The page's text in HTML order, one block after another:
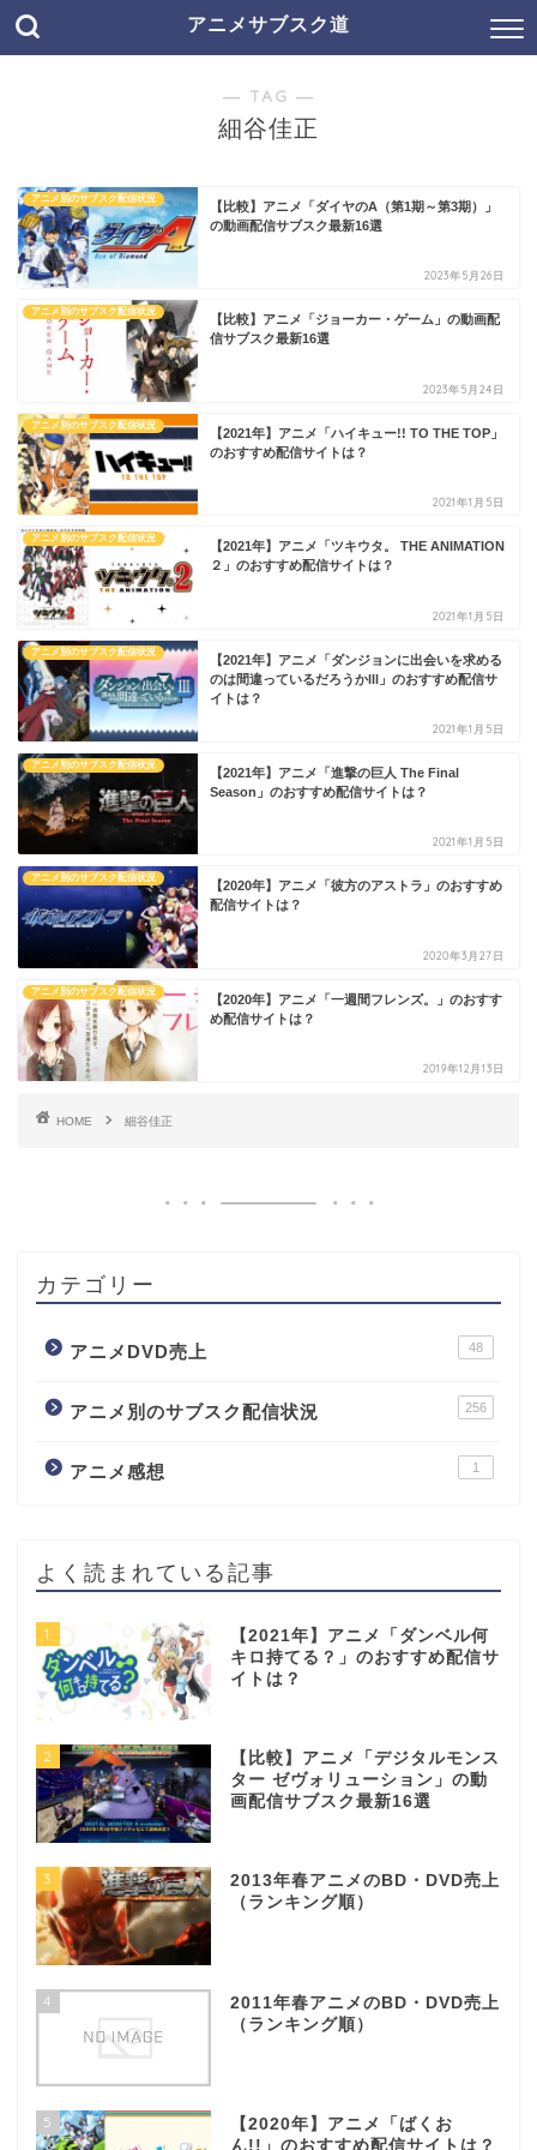
アニメサブスク道
― TAG ―
細谷佳正
アニメ別のサブスク配信状況
【比較】アニメ「ダイヤのA（第1期～第3期）」
の動画配信サブスク最新16選
2023年5月26日
アニメ別のサブスク配信状況
【比較】アニメ「ジョーカー・ゲーム」の動画配
信サブスク最新16選
2023年5月24日
アニメ別のサブスク配信状況
【2021年】アニメ「ハイキュー!! TO THE TOP」
のおすすめ配信サイトは？
2021年1月5日
アニメ別のサブスク配信状況
【2021年】アニメ「ツキウタ。 THE ANIMATION
２」のおすすめ配信サイトは？
2021年1月5日
アニメ別のサブスク配信状況
【2021年】アニメ「ダンジョンに出会いを求める
のは間違っているだろうかlll」のおすすめ配信サ
イトは？
2021年1月5日
アニメ別のサブスク配信状況
【2021年】アニメ「進撃の巨人 The Final
Season」のおすすめ配信サイトは？
2021年1月5日
アニメ別のサブスク配信状況
【2020年】アニメ「彼方のアストラ」のおすすめ
配信サイトは？
2020年3月27日
アニメ別のサブスク配信状況
【2020年】アニメ「一週間フレンズ。」のおすす
め配信サイトは？
2019年12月13日
HOME 細谷佳正
カテゴリー
アニメDVD売上 48
アニメ別のサブスク配信状況 256
アニメ感想 1
よく読まれている記事
1
【2021年】アニメ「ダンベル何
キロ持てる？」のおすすめ配信サ
イトは？
2
【比較】アニメ「デジタルモンス
ター ゼヴォリューション」の動
画配信サブスク最新16選
3
2013年春アニメのBD・DVD売上
（ランキング順）
4
2011年春アニメのBD・DVD売上
（ランキング順）
5
【2020年】アニメ「ばくお
ん!!」のおすすめ配信サイトは？